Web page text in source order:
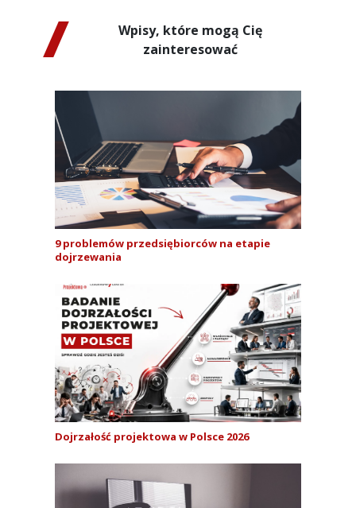
Wpisy, które mogą Cię
zainteresować
9 problemów przedsiębiorców na etapie
dojrzewania
Dojrzałość projektowa w Polsce 2026